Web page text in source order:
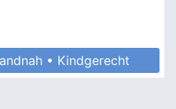
• Kindgerecht